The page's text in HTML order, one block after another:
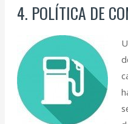
4. POLÍTICA DE